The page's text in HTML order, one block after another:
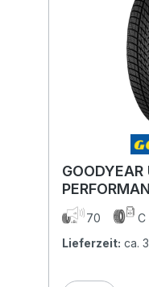
GOODYEAR
BSW
70 C
Lieferzeit: ca.